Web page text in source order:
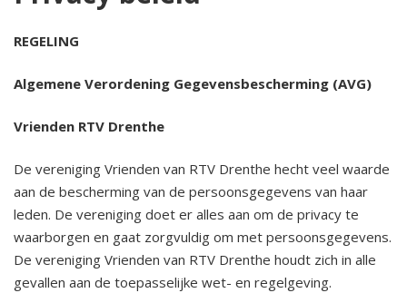
REGELING
Algemene Verordening Gegevensbescherming (AVG)
Vrienden RTV Drenthe
De vereniging Vrienden van RTV Drenthe hecht veel waarde
aan de bescherming van de persoonsgegevens van haar
leden. De vereniging doet er alles aan om de privacy te
waarborgen en gaat zorgvuldig om met persoonsgegevens.
De vereniging Vrienden van RTV Drenthe houdt zich in alle
gevallen aan de toepasselijke wet- en regelgeving.
2024 Winterfair 27, 28, 29 december
2024 Vriendenmiddag 16 november
2024 Op Tjak 1 oktober
2024 Fietsdag 14 september
2024 Rondleiding 27 juni
2024 Algemene Ledenvergadering Notulen